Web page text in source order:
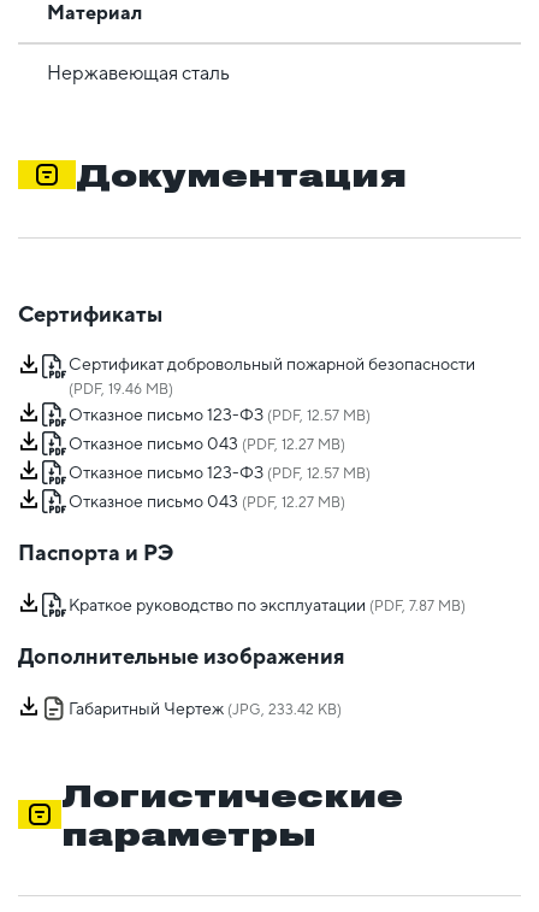
Материал
Нержавеющая сталь
Документация
Сертификаты
Сертификат добровольный пожарной безопасности
(PDF, 19.46 MB)
Отказное письмо 123-ФЗ (PDF, 12.57 MB)
Отказное письмо 043 (PDF, 12.27 MB)
Отказное письмо 123-ФЗ (PDF, 12.57 MB)
Отказное письмо 043 (PDF, 12.27 MB)
Паспорта и РЭ
Краткое руководство по эксплуатации (PDF, 7.87 MB)
Дополнительные изображения
Габаритный Чертеж (JPG, 233.42 KB)
Логистические
параметры